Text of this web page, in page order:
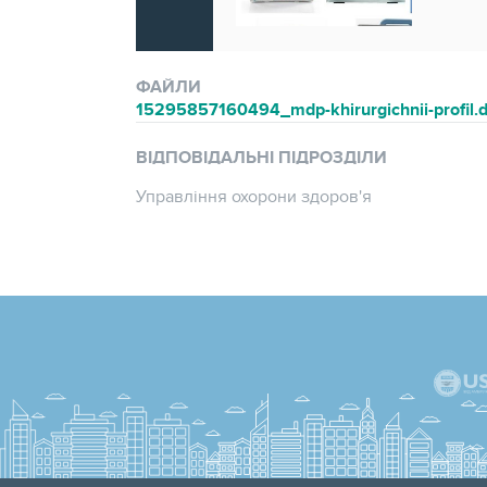
ФАЙЛИ
15295857160494_mdp-khirurgichnii-
ВІДПОВІДАЛЬНІ ПІДРОЗДІЛИ
Управління охорони здоров'я